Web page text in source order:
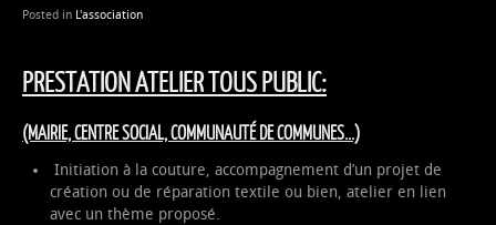
Posted in L'association
PRESTATION ATELIER TOUS PUBLIC:
(MAIRIE, CENTRE SOCIAL, COMMUNAUTÉ DE COMMUNES...)
Initiation à la couture, accompagnement d’un projet de
création ou de réparation textile ou bien, atelier en lien
avec un thème proposé.